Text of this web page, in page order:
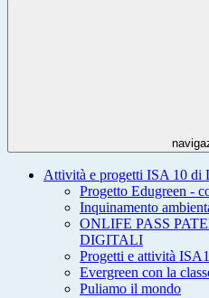
Attività e progetti ISA 10 di
Progetto Edugreen -
Inquinamento
ONLIFE PASS
DIGITALI
Progetti e attività
Evergreen con la
Puliamo il mondo